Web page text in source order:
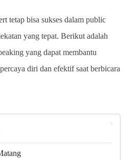
tetap bisa sukses dalam public
yang tepat. Berikut adalah
yang dapat membantu
diri dan efektif saat berbicara